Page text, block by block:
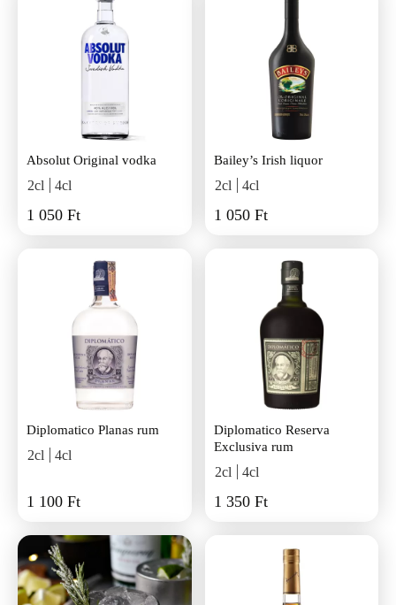
Absolut Original vodka
2cl 4cl
1 050 Ft
Bailey’s Irish liquor
2cl 4cl
1 050 Ft
Diplomatico Planas rum
2cl 4cl
1 100 Ft
Diplomatico Reserva
Exclusiva rum
2cl 4cl
1 350 Ft